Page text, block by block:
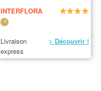
INTERFLORA
Livraison
express
> Découvrir !